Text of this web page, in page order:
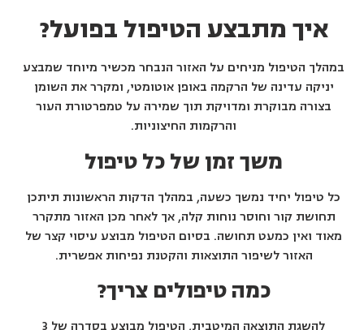
איך מתבצע הטיפול בפועל?
במהלך הטיפול מניחים על האזור הנבחר מכשיר מיוחד שמבצע
יניקה עדינה של הרקמה באופן אוטומטי, ומקרר את השומן
בצורה מבוקרת ומדויקת תוך שמירה על טמפרטורת העור
והרקמות החיצוניות.
משך זמן של כל טיפול
כל טיפול יחיד נמשך כשעה, במהלך הדקות הראשונות תיתכן
תחושת קור וחוסר נוחות קלה, אך לאחר מכן האזור מתקרר
מאוד ואין כמעט תחושה. בסיום הטיפול מבוצע עיסוי קצר של
האזור לשיפור התוצאות והקטנת נפיחות אפשרית.
כמה טיפולים צריך?
להשגת התוצאה המיטבית, הטיפול מבוצע בסדרה של 3